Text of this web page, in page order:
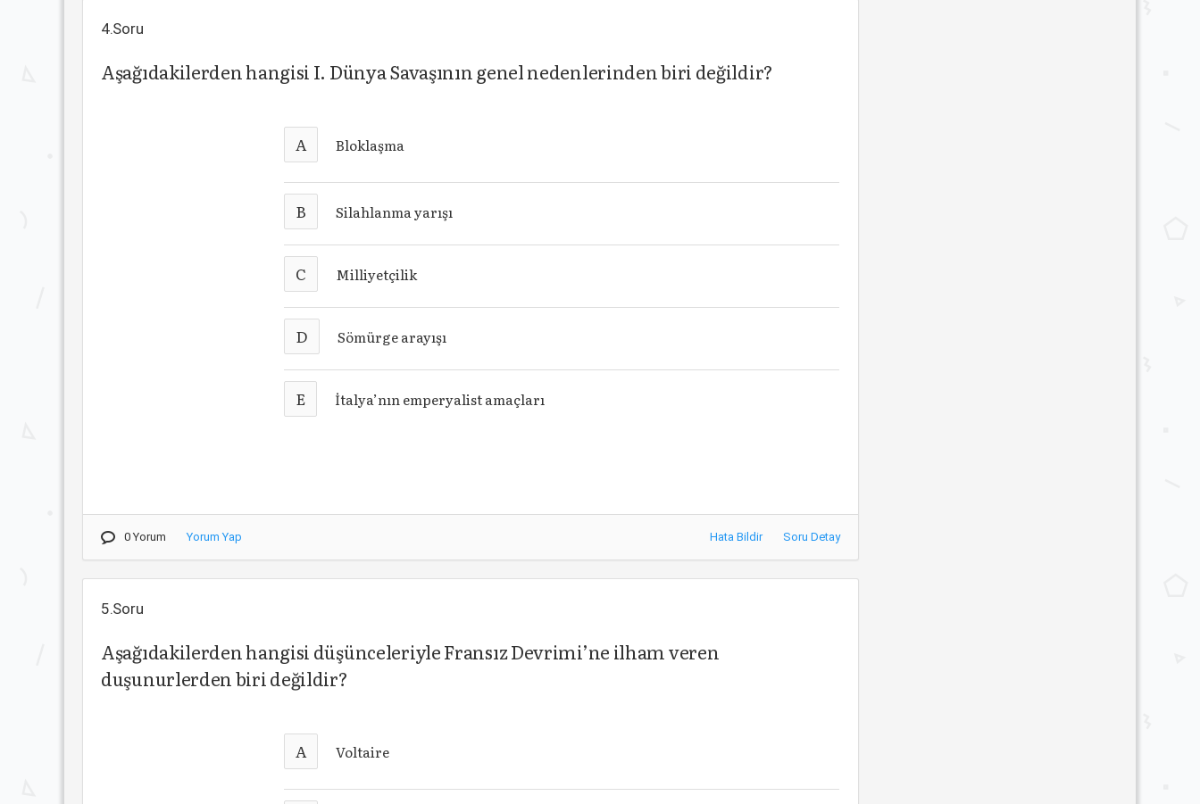
4.Soru
Aşağıdakilerden hangisi I. Dünya Savaşının genel nedenlerinden biri değildir?
A Bloklaşma
B Silahlanma yarışı
C Milliyetçilik
D Sömürge arayışı
E İtalya’nın emperyalist amaçları
0 Yorum Yorum Yap Hata Bildir Soru Detay
5.Soru
Aşağıdakilerden hangisi düşünceleriyle Fransız Devrimi’ne ilham veren
duşunurlerden biri değildir?
A Voltaire